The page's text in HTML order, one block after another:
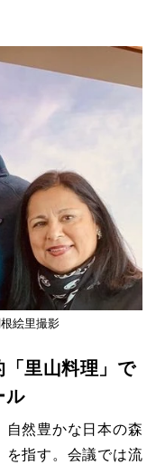
絵里撮影
里山料理」で
ル
自然豊かな日本の森
を指す。会議では流